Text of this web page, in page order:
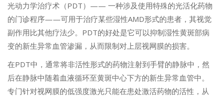
光动力学治疗术（PDT）—— 一种涉及使用特殊的光活化药物
的门诊程序——可用于治疗某些湿性AMD形式的患者，其视觉
副作用比其他疗法少。PDT的好处是它可以抑制湿性黄斑部病
变的新生异常血管渗漏，从而限制对上层视网膜的损害。
在PDT中，通常将非活性形式的药物注射到手臂的静脉中，然
后在静脉中随着血液循环至黄斑中心下方的新生异常血管中。
专门针对视网膜的低强度激光只能在患处激活药物的活性，从